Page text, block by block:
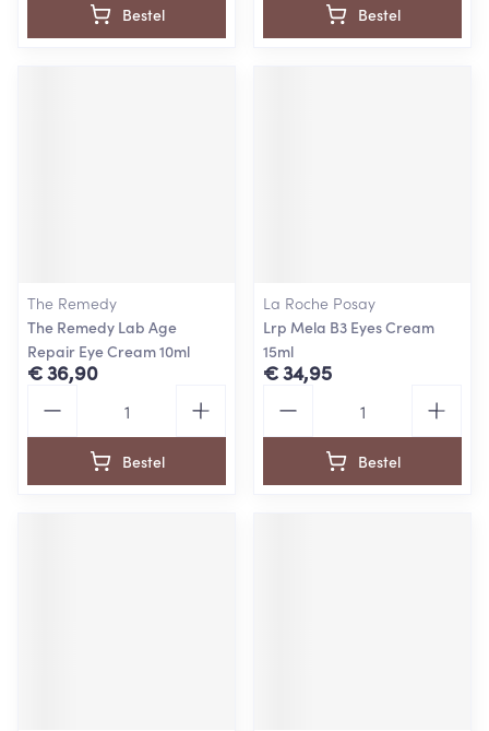
Bestel Bestel
The Remedy
The Remedy Lab Age
Repair Eye Cream 10ml
€ 36,90
Bestel
La Roche Posay
Lrp Mela B3 Eyes Cream
15ml
€ 34,95
Bestel